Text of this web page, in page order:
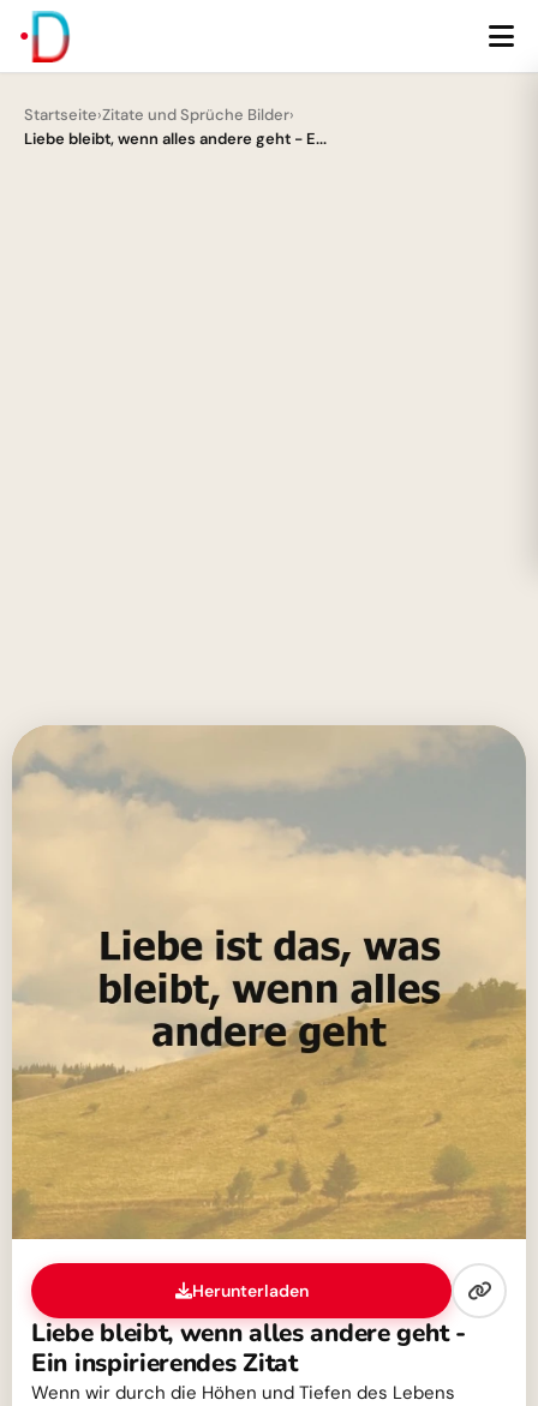
Startseite›Zitate und Sprüche Bilder›
Liebe bleibt, wenn alles andere geht - E...
Herunterladen
Liebe bleibt, wenn alles andere geht -
Ein inspirierendes Zitat
Wenn wir durch die Höhen und Tiefen des Lebens